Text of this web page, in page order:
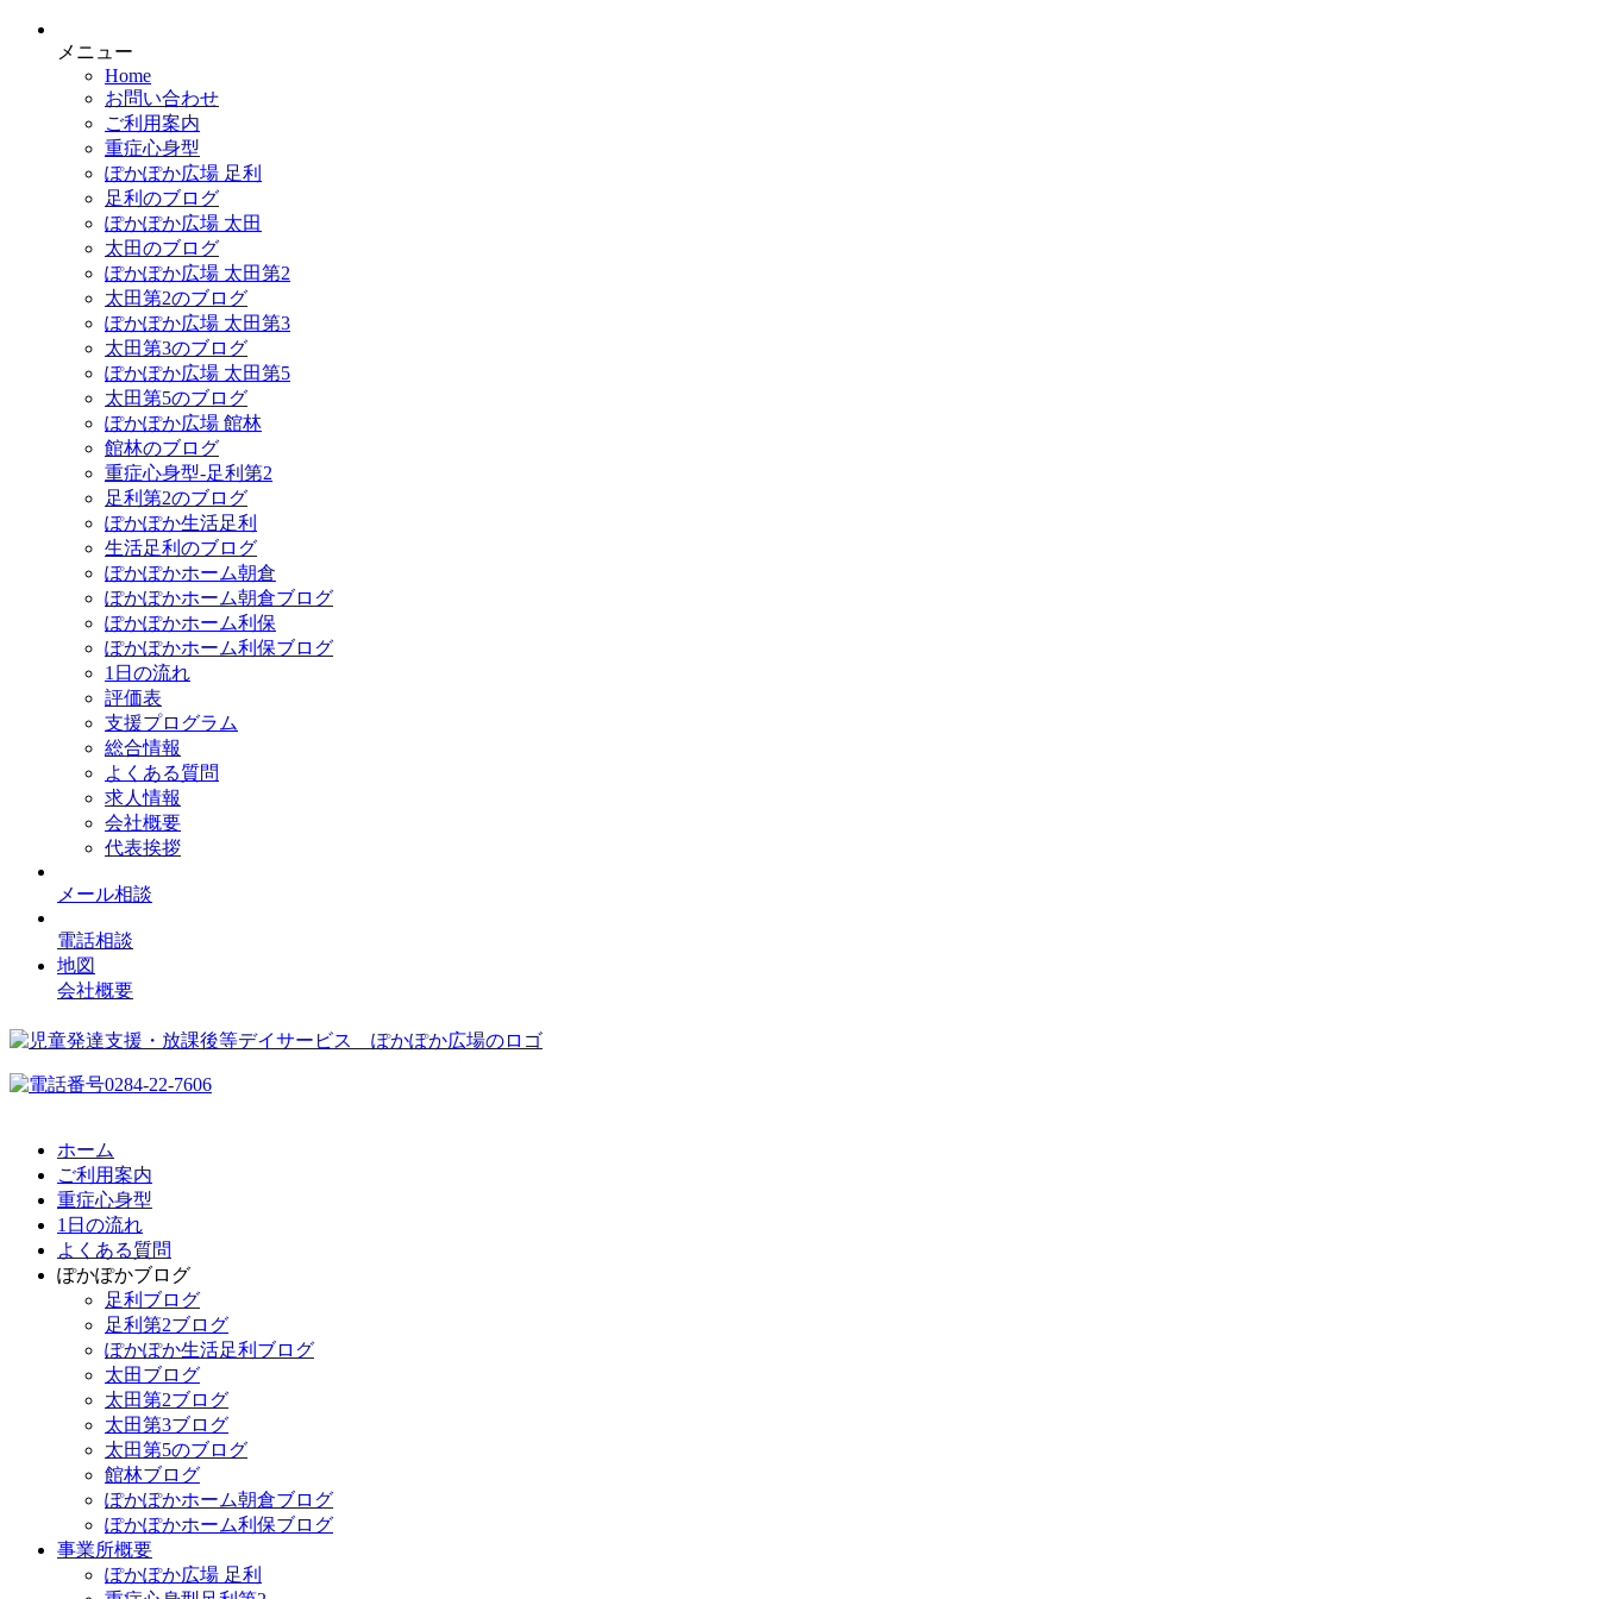
メニュー
Home
お問い合わせ
ご利用案内
重症心身型
ぽかぽか広場 足利
足利のブログ
ぽかぽか広場 太田
太田のブログ
ぽかぽか広場 太田第2
太田第2のブログ
ぽかぽか広場 太田第3
太田第3のブログ
ぽかぽか広場 太田第5
太田第5のブログ
ぽかぽか広場 館林
館林のブログ
重症心身型-足利第2
足利第2のブログ
ぽかぽか生活足利
生活足利のブログ
ぽかぽかホーム朝倉
ぽかぽかホーム朝倉ブログ
ぽかぽかホーム利保
ぽかぽかホーム利保ブログ
1日の流れ
評価表
支援プログラム
総合情報
よくある質問
求人情報
会社概要
代表挨拶
メール相談
電話相談
地図
会社概要
ホーム
ご利用案内
重症心身型
1日の流れ
よくある質問
ぽかぽかブログ
足利ブログ
足利第2ブログ
ぽかぽか生活足利ブログ
太田ブログ
太田第2ブログ
太田第3ブログ
太田第5のブログ
館林ブログ
ぽかぽかホーム朝倉ブログ
ぽかぽかホーム利保ブログ
事業所概要
ぽかぽか広場 足利